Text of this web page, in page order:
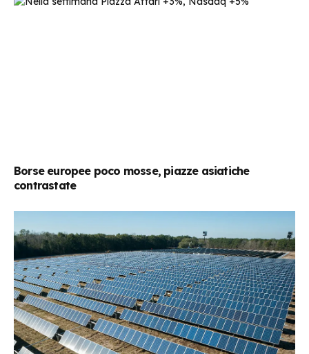
Borse europee poco mosse, piazze asiatiche
contrastate